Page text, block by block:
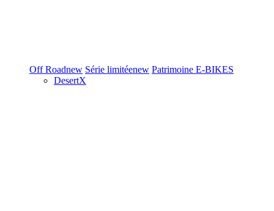
Off Roadnew Série limitéenew Patrimoine E-BIKES
DesertX